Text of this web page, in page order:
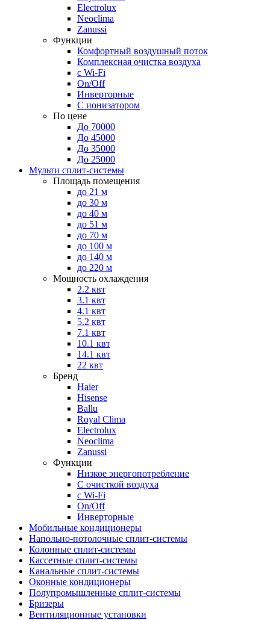
Electrolux
Neoclima
Zanussi
Функции
Комфортный воздушный поток
Комплексная очистка воздуха
с Wi-Fi
On/Off
Инверторные
С ионизатором
По цене
До 70000
До 45000
До 35000
До 25000
Мульти сплит-системы
Площадь помещения
до 21 м
до 30 м
до 40 м
до 51 м
до 70 м
до 100 м
до 140 м
до 220 м
Мощность охлаждения
2.2 квт
3.1 квт
4.1 квт
5.2 квт
7.1 квт
10.1 квт
14.1 квт
22 квт
Бренд
Haier
Hisense
Ballu
Royal Clima
Electrolux
Neoclima
Zanussi
Функции
Низкое энергопотребление
С очисткой воздуха
с Wi-Fi
On/Off
Инверторные
Мобильные кондиционеры
Напольно-потолоч​ные ​сплит-системы
Колонные ​​сплит-системы
Кассетные сплит-системы
Канальные сплит-системы
Оконные кондиционеры
Полупромышленные сплит-системы
Бризеры
Вентиляционные установки